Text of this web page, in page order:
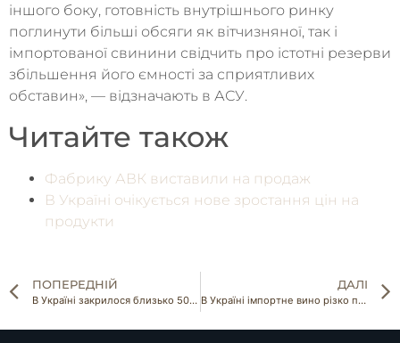
іншого боку, готовність внутрішнього ринку
поглинути більші обсяги як вітчизняної, так і
імпортованої свинини свідчить про істотні резерви
збільшення його ємності за сприятливих
обставин», — відзначають в АСУ.
Читайте також
Фабрику АВК виставили на продаж
В Україні очікується нове зростання цін на
продукти
ПОПЕРЕДНІЙ
В Україні закрилося близько 500 равликових ферм
ДАЛІ
В Україні імпортне вино різко подорожчає